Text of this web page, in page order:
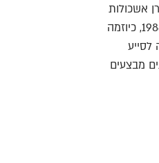
אשכולות
לעזרה הדדית הוקמה בשנת 1988, כיוזמה
מבצעים